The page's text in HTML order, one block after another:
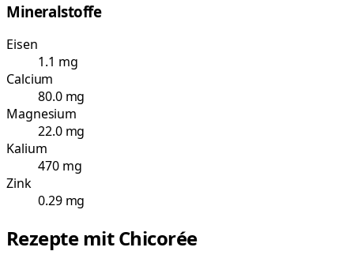
Mineralstoffe
Eisen
1.1 mg
Calcium
80.0 mg
Magnesium
22.0 mg
Kalium
470 mg
Zink
0.29 mg
Rezepte mitChicorée